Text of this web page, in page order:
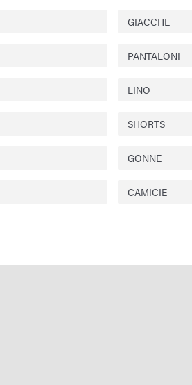
GIACCHE
PANTALONI
LINO
SHORTS
GONNE
CAMICIE